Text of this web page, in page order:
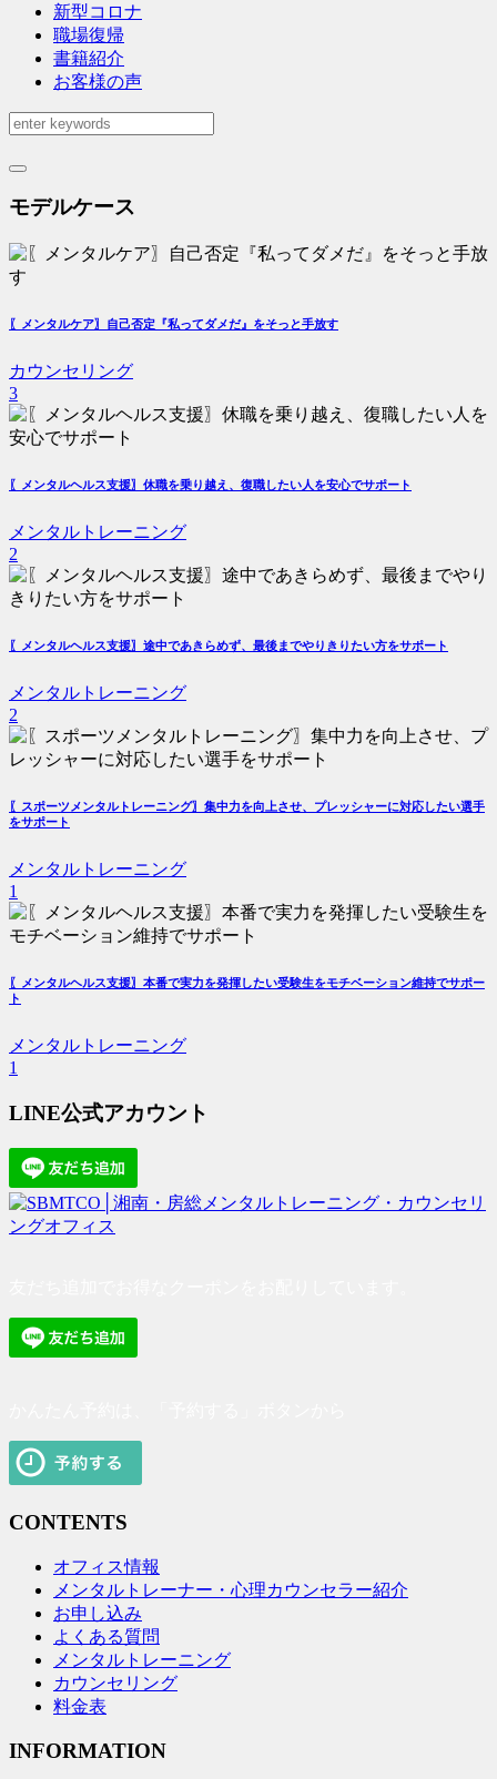
新型コロナ
職場復帰
書籍紹介
お客様の声
モデルケース
〖メンタルケア〗自己否定『私ってダメだ』をそっと手放す
カウンセリング
3
〖メンタルヘルス支援〗休職を乗り越え、復職したい人を安心でサポート
メンタルトレーニング
2
〖メンタルヘルス支援〗途中であきらめず、最後までやりきりたい方をサポート
メンタルトレーニング
2
〖スポーツメンタルトレーニング〗集中力を向上させ、プレッシャーに対応したい選手
をサポート
メンタルトレーニング
1
〖メンタルヘルス支援〗本番で実力を発揮したい受験生をモチベーション維持でサポー
ト
メンタルトレーニング
1
LINE公式アカウント
CONTENTS
オフィス情報
メンタルトレーナー・心理カウンセラー紹介
お申し込み
よくある質問
メンタルトレーニング
カウンセリング
料金表
INFORMATION